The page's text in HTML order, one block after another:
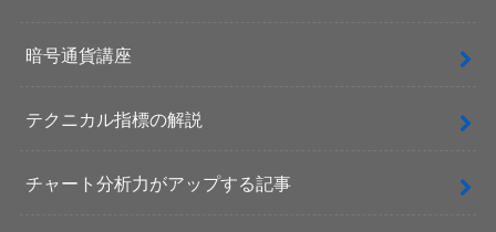
暗号通貨講座
テクニカル指標の解説
チャート分析力がアップする記事